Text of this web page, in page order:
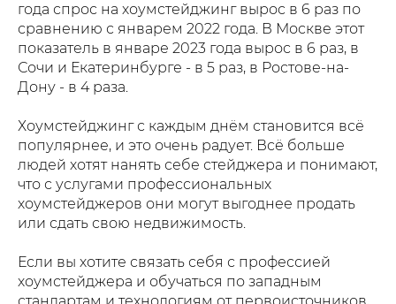
года спрос на хоумстейджинг вырос в 6 раз по
сравнению с январем 2022 года. В Москве этот
показатель в январе 2023 года вырос в 6 раз, в
Сочи и Екатеринбурге - в 5 раз, в Ростове-на-
Дону - в 4 раза.
Хоумстейджинг с каждым днём становится всё
популярнее, и это очень радует. Всё больше
людей хотят нанять себе стейджера и понимают,
что с услугами профессиональных
хоумстейджеров они могут выгоднее продать
или сдать свою недвижимость.
Если вы хотите связать себя с профессией
хоумстейджера и обучаться по западным